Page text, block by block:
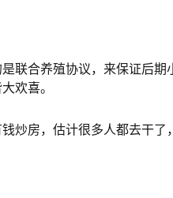
联合养殖协议，来保证后
欢喜。
炒房，估计很多人都去干